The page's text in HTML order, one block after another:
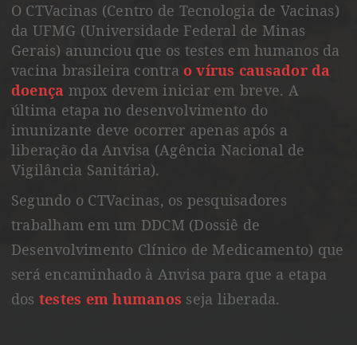
O CTVacinas (Centro de Tecnologia de Vacinas)
da UFMG (Universidade Federal de Minas
Gerais) anunciou que os testes em humanos da
vacina brasileira contrao vírus causador da
doença mpox devem iniciar em breve. A
última etapa no desenvolvimento do
imunizante deve ocorrer apenas após a
liberação da Anvisa (Agência Nacional de
Vigilância Sanitária).
Segundo o CTVacinas, os pesquisadores
trabalham em um DDCM (Dossiê de
Desenvolvimento Clínico de Medicamento) que
será encaminhado à Anvisa para que a etapa
dos testes em humanos seja liberada.